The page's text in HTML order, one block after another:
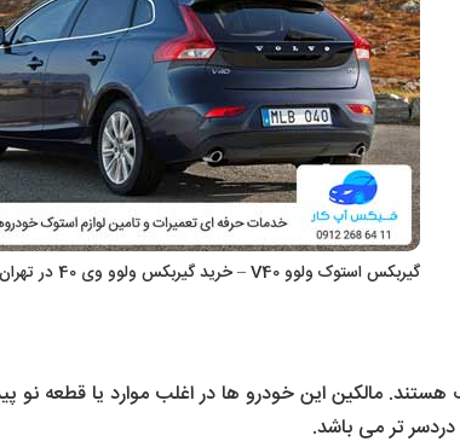
گیربکس استوک ولوو V40 – خرید گیربکس ولوو وی 40 در تهران – فیکس آپ کار
بسیار نایاب هستند. مالکین این خودرو ها در اغلب موارد یا قطعه
تر می باشد.